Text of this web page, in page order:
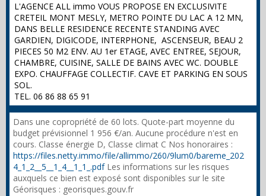
L'AGENCE ALL immo VOUS PROPOSE EN EXCLUSIVITE
CRETEIL MONT MESLY, METRO POINTE DU LAC A 12 MN,
DANS BELLE RESIDENCE RECENTE STANDING AVEC
GARDIEN, DIGICODE, INTERPHONE, ASCENSEUR, BEAU 2
PIECES 50 M2 ENV. AU 1er ETAGE, AVEC ENTREE, SEJOUR,
CHAMBRE, CUISINE, SALLE DE BAINS AVEC WC. DOUBLE
EXPO. CHAUFFAGE COLLECTIF. CAVE ET PARKING EN SOUS
SOL.
TEL. 06 86 88 65 91
Dans une copropriété de 60 lots. Quote-part moyenne du
budget prévisionnel 1 956 €/an. Aucune procédure n'est en
cours. Classe énergie D, Classe climat C Nos honoraires :
https://files.netty.immo/file/allimmo/260/9lum0/bareme_202
4_1_2__5__1_4__1_1_.pdfLes informations sur les risques
auxquels ce bien est exposé sont disponibles sur le site
Géorisques : georisques.gouv.fr